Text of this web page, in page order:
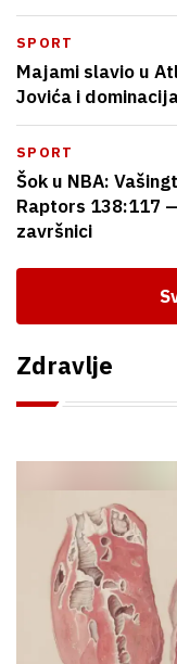
SPORT
Majami slavio u
Jovića i
SPORT
Šok u NBA:
Raptors 138:117
završnici
Zdravlje